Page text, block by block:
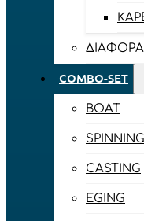
ΔΙΆΦΟΡΑ
COMBO-SET
BOAT
SPINNING
CASTING
EGING